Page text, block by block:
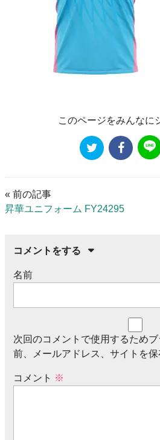
このページをみんなに
« 前の記事
昇華ユニフォーム FY24295
コメントをする
名前
次回のコメントで使用するため
前、メールアドレス、サイトを保
コメント ※